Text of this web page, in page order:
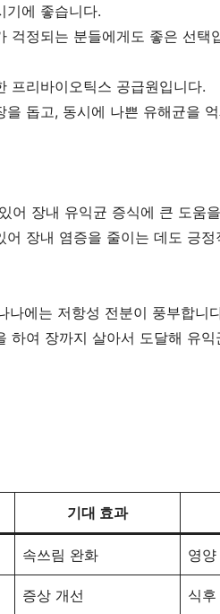
기에 좋습니다.
걱정되는 분들에게도 좋은 선택
프리바이오틱스 공급원입니다.
돕고, 동시에 나쁜 유해균을
어 장내 유익균 증식에 큰 도움
장내 염증을 줄이는 데도 긍
나에는 저항성 전분이 풍부합니
하여 장까지 살아서 도달해 유
기대 효과
속쓰림 완화 영
증상 개선 식